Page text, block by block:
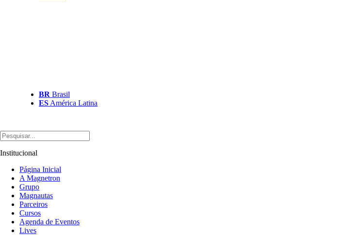
BR Brasil
ES América Latina
Institucional
Página Inicial
A Magnetron
Grupo
Magnautas
Parceiros
Cursos
Agenda de Eventos
Lives